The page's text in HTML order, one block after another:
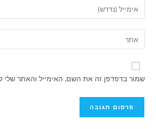
שמור בדפדפן זה את השם, האימייל והאתר